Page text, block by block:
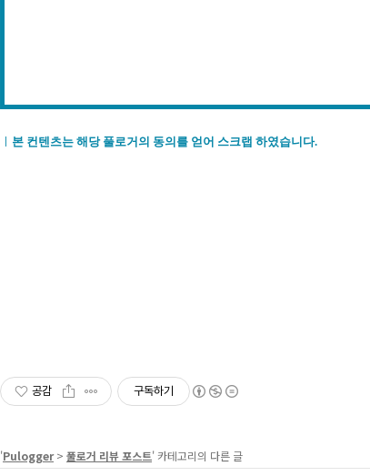
본 컨텐츠는 해당 풀로거의 동의를 얻어 스크랩 하였습니다.
공감 구독하기
'Pulogger> 풀로거 리뷰 포스트' 카테고리의 다른 글